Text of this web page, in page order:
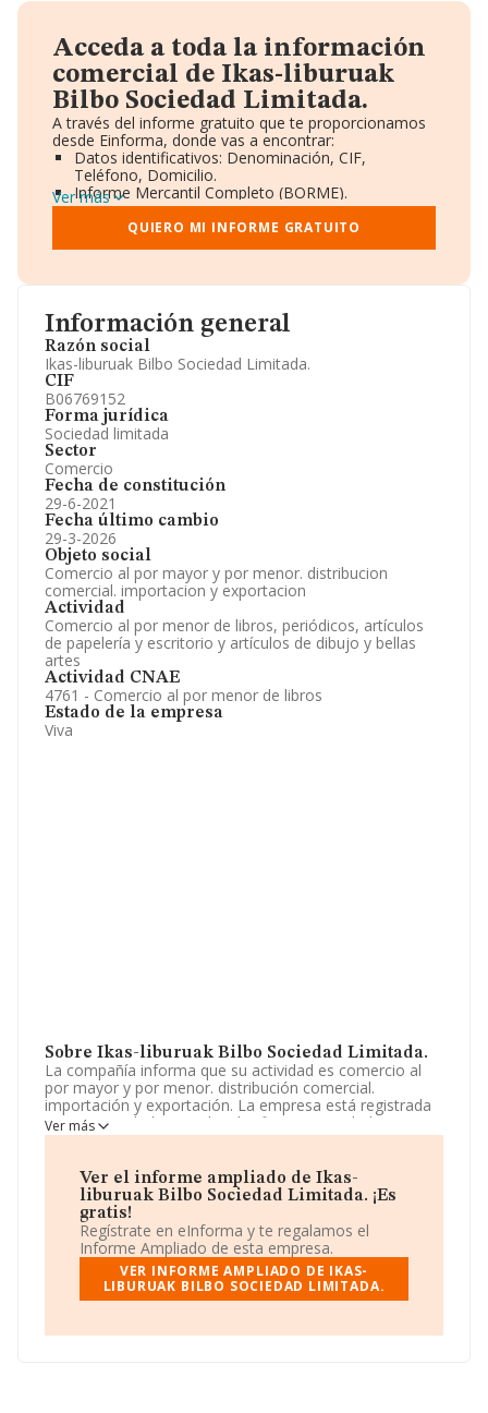
Información general
Razón social
Ikas-liburuak Bilbo Sociedad Limitada.
CIF
B06769152
Forma jurídica
Sociedad limitada
Sector
Comercio
Fecha de constitución
29-6-2021
Fecha último cambio
29-3-2026
Objeto social
Comercio al por mayor y por menor. distribucion
comercial. importacion y exportacion
Actividad
Comercio al por menor de libros, periódicos, artículos
de papelería y escritorio y artículos de dibujo y bellas
artes
Actividad CNAE
4761 - Comercio al por menor de libros
Estado de la empresa
Viva
Sobre Ikas-liburuak Bilbo Sociedad Limitada.
La compañía informa que su actividad es comercio al
por mayor y por menor. distribución comercial.
importación y exportación. La empresa está registrada
como Sociedad Limitada. Clasifica su actividad CNAE
como 'Comercio al por menor de libros en
sociedad no tiene actividad en mercados exteriores.
La sociedad española
Ikas-liburuak Bilbo Sociedad
Limitada, con CIF B06769152, está situada en Avenida
Ramon Y Cajal Lonja núm. 28, (48014), Bilbao, en
Vizcaya, País Vasco.
En base a la información de la que dispone INFORMA
asciende a 1.227 millones de euros y la media de
Ver más
Ver el informe ampliado de Ikas-
liburuak Bilbo Sociedad Limitada. ¡Es
gratis!
Regístrate en eInforma y te regalamos el
Informe Ampliado de esta empresa.
VER INFORME AMPLIADO DE IKAS-
LIBURUAK BILBO SOCIEDAD LIMITADA.
Acceda a toda la información
comercial de Ikas-liburuak
Bilbo Sociedad Limitada.
A través del informe gratuito que te proporcionamos
desde Einforma, donde vas a encontrar:
Datos identificativos: Denominación, CIF,
Teléfono, Domicilio.
Informe Mercantil Completo (BORME).
Gráficos de Evolución Ventas y Empleados.
Consejo de Administración y Administradores.
Directivos y Ejecutivos.
Información oficial y registral complementaria.
Ver más
QUIERO MI INFORME GRATUITO